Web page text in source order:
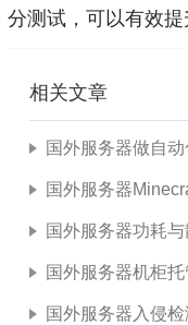
分测试，可以有效
相关文章
国外服务器做自动
国外服务器
国外服务器功耗
国外服务器机柜托
国外服务器入侵检